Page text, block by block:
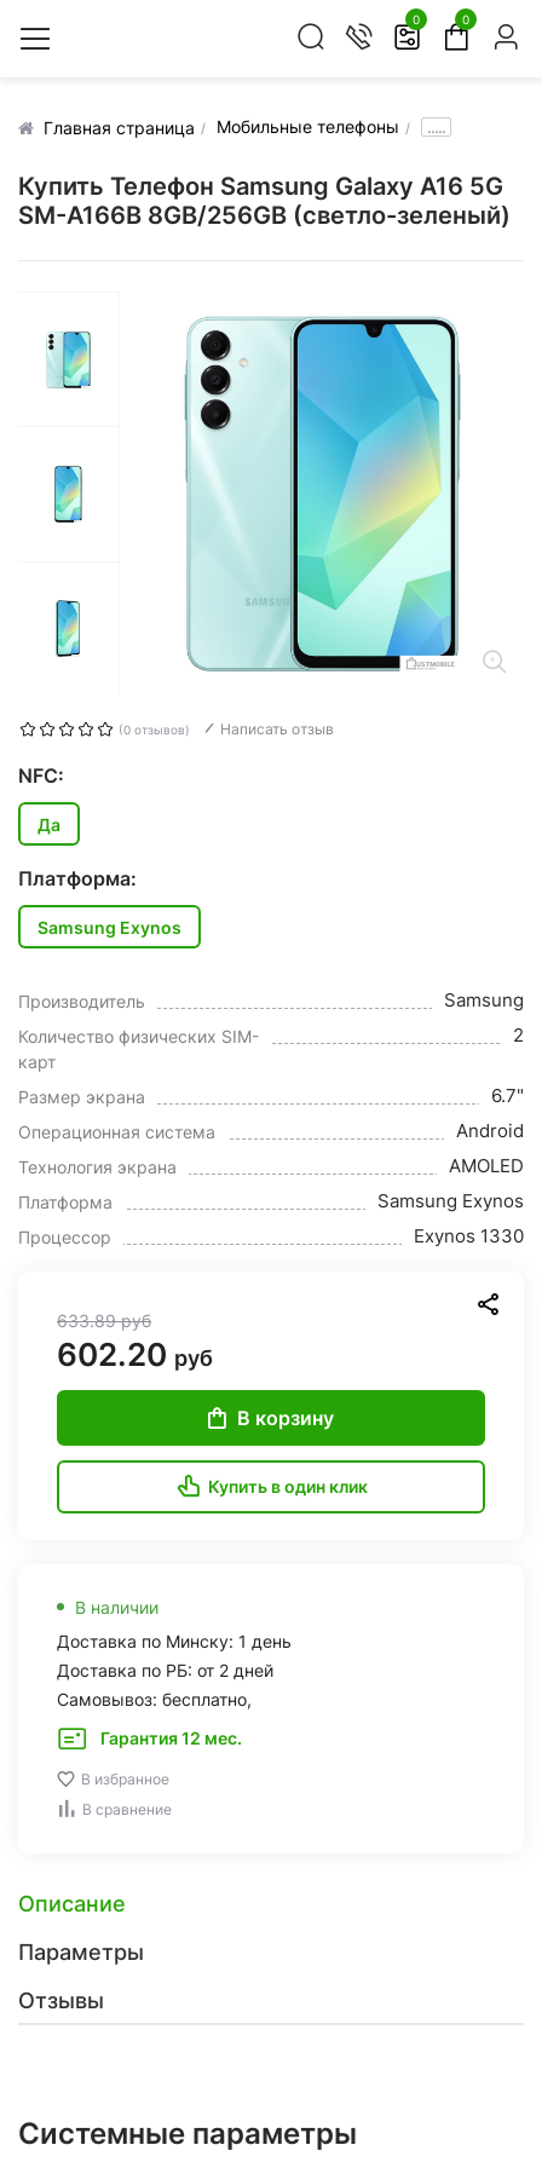
0 0
Главная страница Мобильные телефоны .....
Купить Телефон Samsung Galaxy A16 5G
SM-A166B 8GB/256GB (светло-зеленый)
(0 отзывов) Написать отзыв
NFC:
Да
Платформа:
Samsung Exynos
Производитель Samsung
Количество физических SIM-
карт
2
Размер экрана 6.7"
Операционная система Android
Технология экрана AMOLED
Платформа Samsung Exynos
Процессор Exynos 1330
633.89руб
602.20 руб
В корзину
Купить в один клик
В наличии
Доставка по Минску: 1 день
Доставка по РБ: от 2 дней
Самовывоз: бесплатно,
Гарантия 12 мес.
В избранное
В сравнение
Описание
Параметры
Отзывы
Системные параметры